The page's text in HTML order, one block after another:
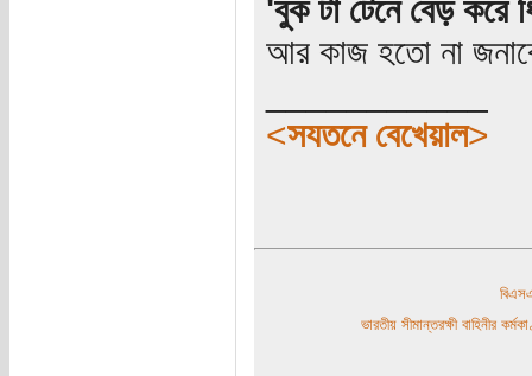
'বুক টা টেনে বেড় করে
আর কাজ হতো না
<সযতনে বেখেয়াল>
ভারতীয় সীমান্তরক্ষী বাহিনীর